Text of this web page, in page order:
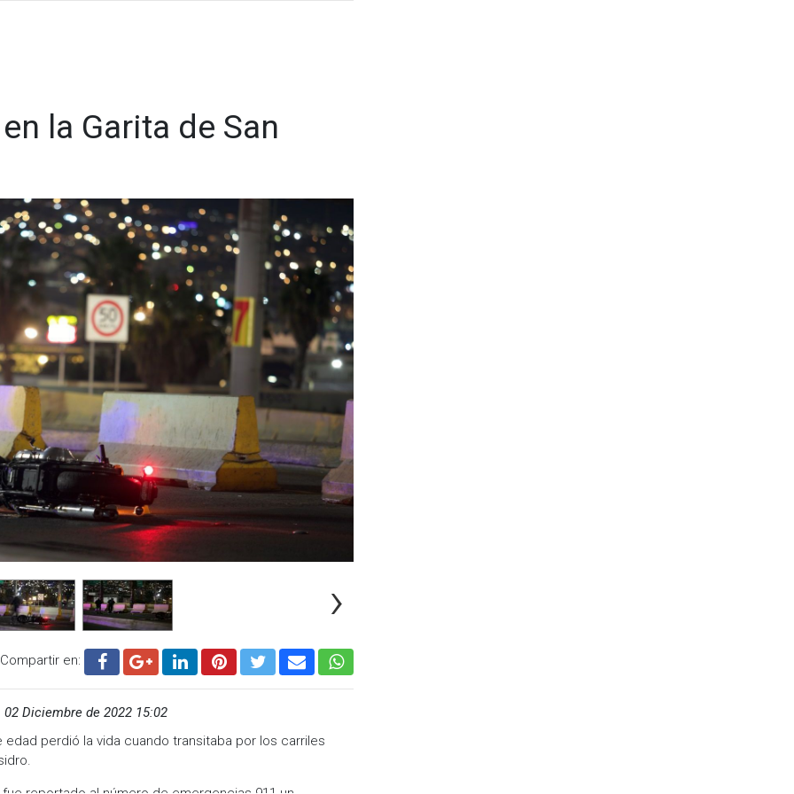
la Garita de San
›
Compartir en:
02 Diciembre de 2022 15:02
perdió la vida cuando transitaba por los carriles